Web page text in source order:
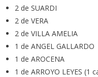
2 de SUARDI
2 de VERA
2 de VILLA AMELIA
1 de ANGEL GALLARDO
1 de AROCENA
1 de ARROYO LEYES